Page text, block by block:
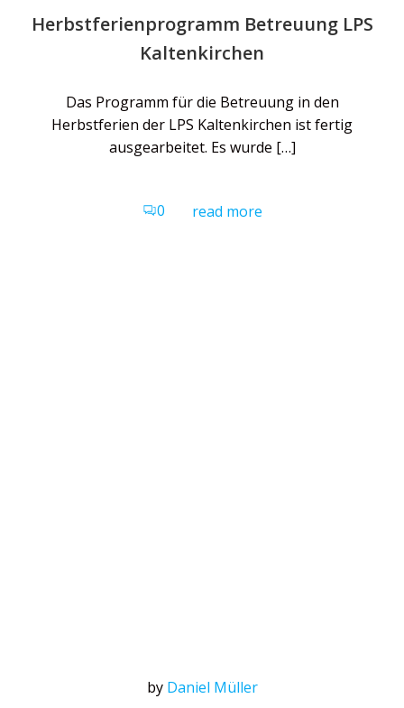
Herbstferienprogramm Betreuung LPS
Kaltenkirchen
Das Programm für die Betreuung in den
Herbstferien der LPS Kaltenkirchen ist fertig
ausgearbeitet. Es wurde […]
0 read more
by Daniel Müller